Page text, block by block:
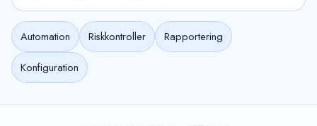
Automation Riskkontroller
Rapportering
Konfiguration